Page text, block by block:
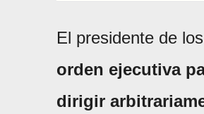
El presidente de
orden ejecutiva
dirigir